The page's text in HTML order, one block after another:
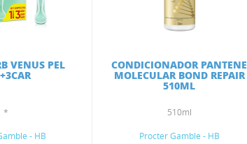
VENUS PEL
*
- HB
CONDICIONADOR PANTENE
MOLECULAR BOND REPAIR
510ML
510ml
Procter Gamble - HB